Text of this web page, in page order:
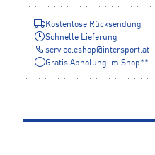
Kostenlose Rücksendung
Schnelle Lieferung
service.eshop@intersport.at
Gratis Abholung im Shop**